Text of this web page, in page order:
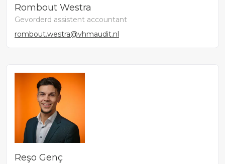
Rombout Westra
Gevorderd assistent accountant
rombout.westra@vhmaudit.nl
Reşo Genç